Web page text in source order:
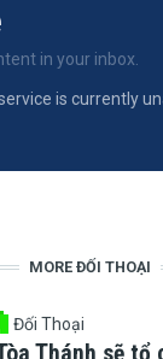
in your inbox.
is currently
MORE ĐỐI THOẠI
Đối Thoại